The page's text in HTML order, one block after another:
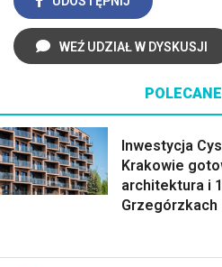
WEŹ UDZIAŁ W DYSKUSJI
POLECANE
Inwestycja
Krakowie
architektura i
Grzegórzkach